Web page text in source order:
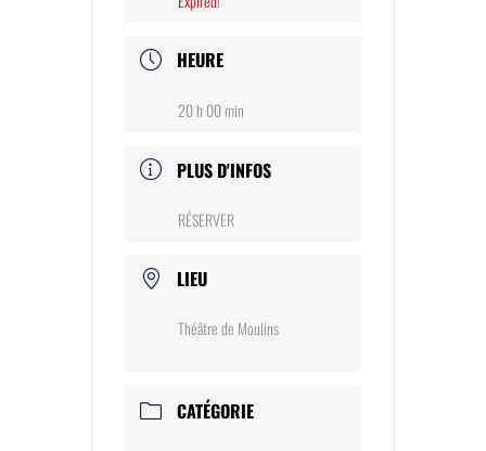
HEURE
20 h 00 min
PLUS D'INFOS
RÉSERVER
LIEU
Théâtre de Moulins
CATÉGORIE